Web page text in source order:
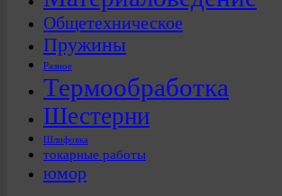
Общетехническое
Пружины
Разное
Термообработка
Шестерни
Шлифовка
токарные работы
юмор